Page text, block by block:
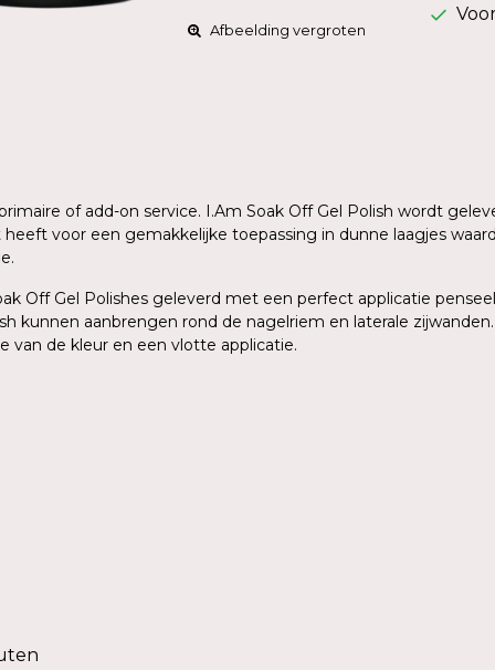
Afbeelding vergroten
of add-on service. I.Am Soak Off Gel Polish wordt
voor een gemakkelijke toepassing in dunne laagjes
Off Gel Polishes geleverd met een perfect applicatie
kunnen aanbrengen rond de nagelriem en laterale
van de kleur en een vlotte applicatie.